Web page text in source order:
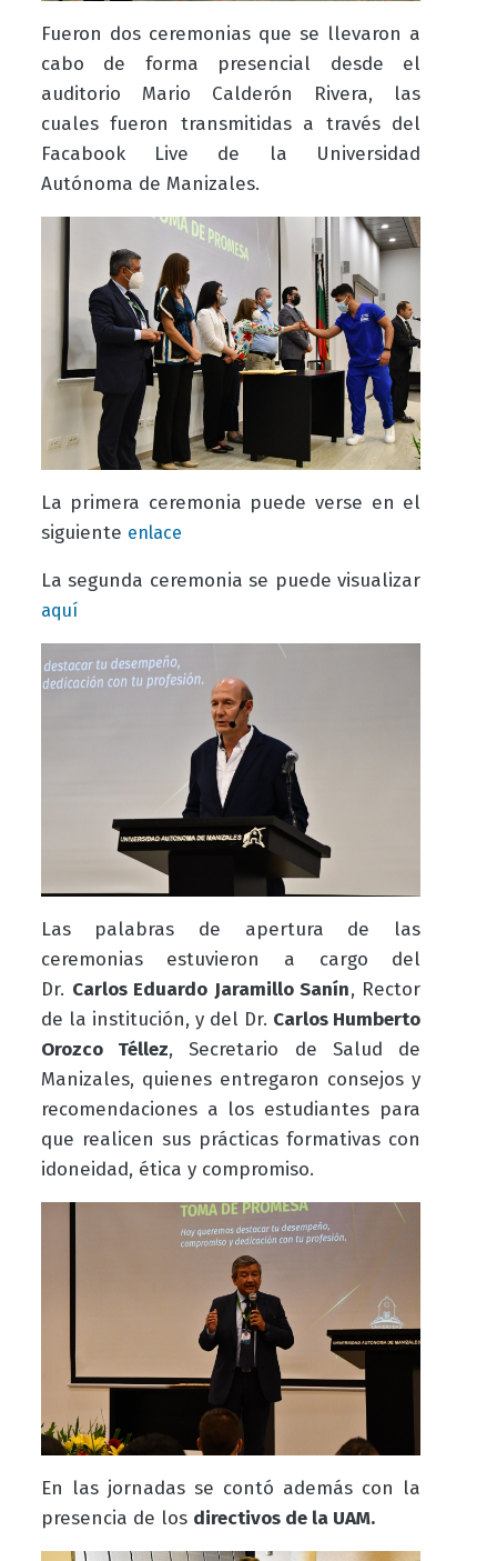
Fueron dos ceremonias que se llevaron a
cabo de forma presencial desde el
auditorio Mario Calderón Rivera, las
cuales fueron transmitidas a través del
Facabook Live de la Universidad
Autónoma de Manizales.
La primera ceremonia puede verse en el
siguiente enlace
La segunda ceremonia se puede visualizar
aquí
Las palabras de apertura de las
ceremonias estuvieron a cargo del
Dr. Carlos Eduardo Jaramillo Sanín, Rector
de la institución, y del Dr. Carlos Humberto
Orozco Téllez, Secretario de Salud de
Manizales, quienes entregaron consejos y
recomendaciones a los estudiantes para
que realicen sus prácticas formativas con
idoneidad, ética y compromiso.
En las jornadas se contó además con la
presencia de los directivos de la UAM.